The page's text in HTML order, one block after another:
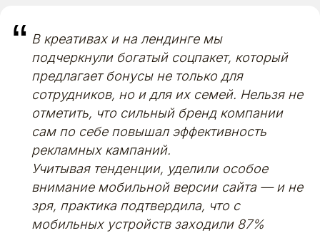
“ В креативах и на лендинге мы
подчеркнули богатый соцпакет, который
предлагает бонусы не только для
сотрудников, но и для их семей. Нельзя не
отметить, что сильный бренд компании
сам по себе повышал эффективность
рекламных кампаний.
Учитывая тенденции, уделили особое
внимание мобильной версии сайта — и не
зря, практика подтвердила, что с
мобильных устройств заходили 87%